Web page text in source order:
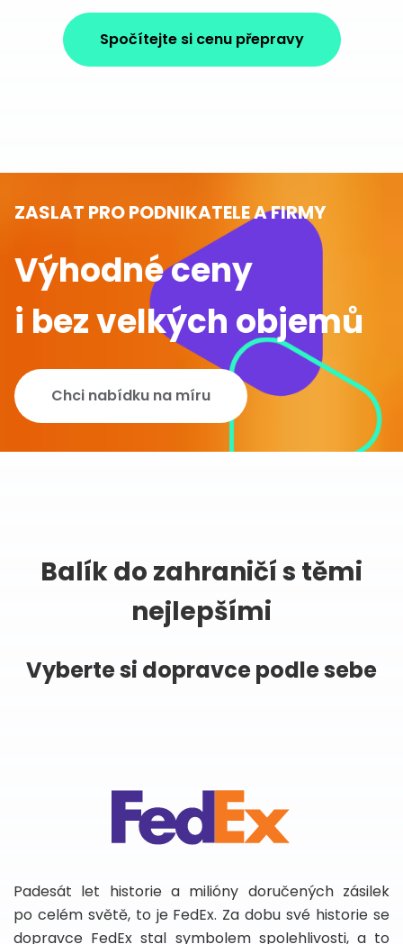
Spočítejte si cenu přepravy
ZASLAT PRO PODNIKATELE A FIRMY
Výhodné ceny
i bez velkých objemů
Chci nabídku na míru
Balík do zahraničí s těmi
nejlepšími
Vyberte si dopravce podle sebe
Padesát let historie a milióny doručených zásilek
po celém světě, to je FedEx. Za dobu své historie se
dopravce FedEx stal symbolem spolehlivosti, a to